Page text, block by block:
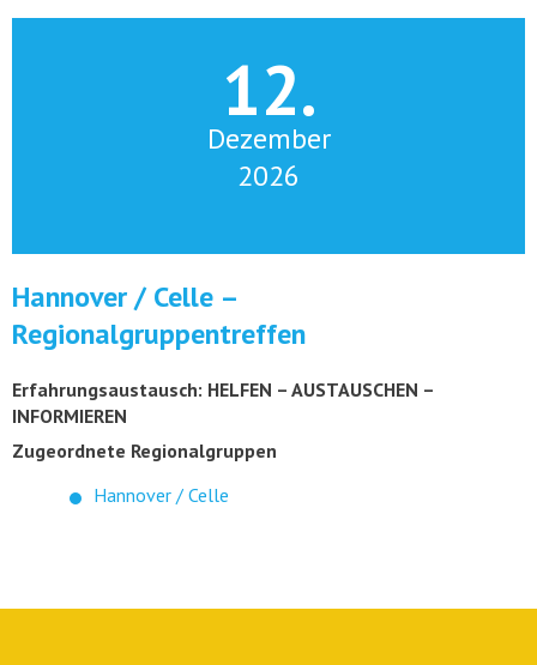
12.
Dezember
2026
Hannover / Celle –
Regionalgruppentreffen
Erfahrungsaustausch: HELFEN – AUSTAUSCHEN –
INFORMIEREN
Zugeordnete Regionalgruppen
Hannover / Celle